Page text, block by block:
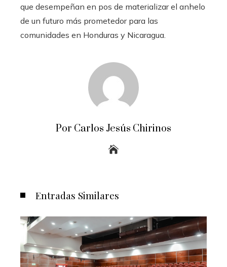
que desempeñan en pos de materializar el anhelo
de un futuro más prometedor para las
comunidades en Honduras y Nicaragua.
Por Carlos Jesús Chirinos
Entradas Similares